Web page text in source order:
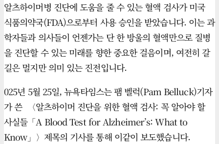
알츠하이머병 진단에 도움을 줄 수 있는 혈액 검사가 미국
식품의약국(FDA)으로부터 사용 승인을 받았습니다. 이는 과
학자들과 의사들이 언젠가는 단 한 방울의 혈액만으로 질병
을 진단할 수 있는 미래를 향한 중요한 걸음이며, 여전히 갈
길은 멀지만 의미 있는 진전입니다.
025년 5월 25일, 뉴욕타임스는 팸 벨럭(Pam Belluck)기자
가 쓴 〈알츠하이머 진단을 위한 혈액 검사: 꼭 알아야 할
사실들「A Blood Test for Alzheimer’s: What to
Know」〉제목의 기사를 통해 이같이 보도했습니다.